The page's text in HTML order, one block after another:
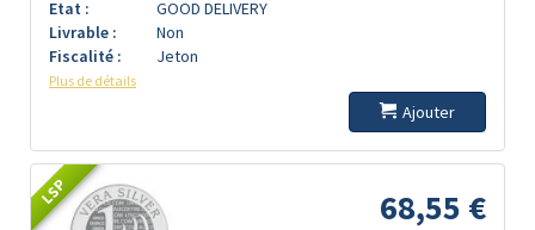
Etat :
GOOD DELIVERY
Livrable :
Non
Fiscalité :
Jeton
Plus de détails
Ajouter
LSP 68,55 €